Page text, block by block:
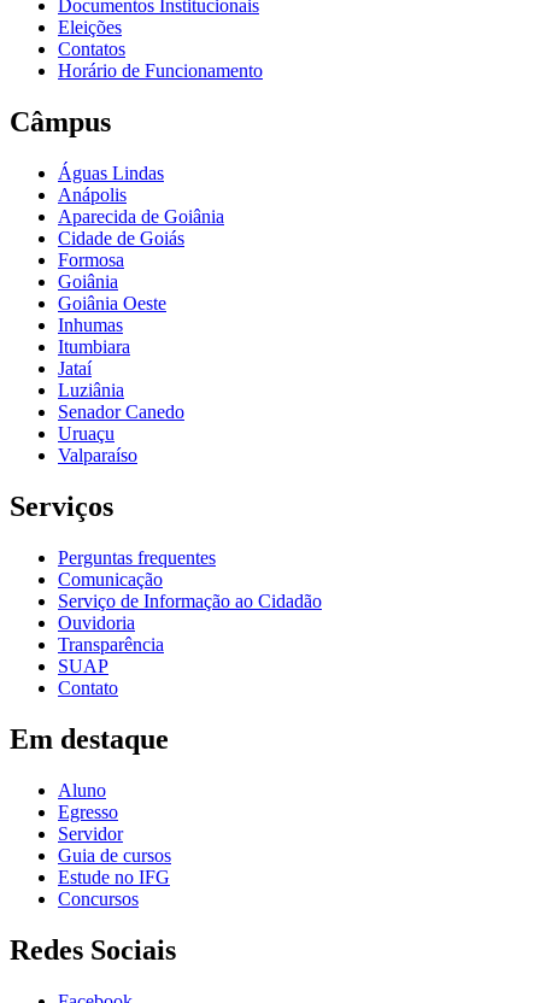
Documentos Institucionais
Eleições
Contatos
Horário de Funcionamento
Câmpus
Águas Lindas
Anápolis
Aparecida de Goiânia
Cidade de Goiás
Formosa
Goiânia
Goiânia Oeste
Inhumas
Itumbiara
Jataí
Luziânia
Senador Canedo
Uruaçu
Valparaíso
Serviços
Perguntas frequentes
Comunicação
Serviço de Informação ao Cidadão
Ouvidoria
Transparência
SUAP
Contato
Em destaque
Aluno
Egresso
Servidor
Guia de cursos
Estude no IFG
Concursos
Redes Sociais